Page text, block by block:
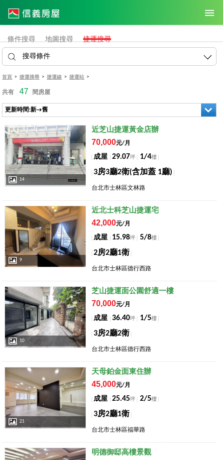
條件搜尋 地圖搜尋 捷運搜尋
搜尋條件
首頁 > 捷運搜尋 > 捷運線 > 捷運站 >
共有 47 間房屋
更新時間:新→舊
店長推薦
14
近芝山捷運黃金店辦
70,000元/月
成屋 29.07坪 1/4樓
3房3廳2衛(含加蓋 1廳)
台北市士林區文林路
店長推薦
9
近北士科芝山捷運宅
42,000元/月
成屋 15.98坪 5/8樓
2房2廳1衛
台北市士林區德行西路
店長推薦
10
芝山捷運面公園舒適一樓
70,000元/月
成屋 36.40坪 1/5樓
3房2廳2衛
台北市士林區德行西路
21
天母鉑金面東住辦
45,000元/月
成屋 25.45坪 2/5樓
3房2廳1衛
台北市士林區福華路
店長推薦 明德御邸高樓景觀